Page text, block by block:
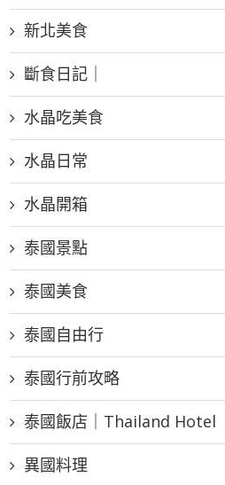
新北美食
斷食日記｜
水晶吃美食
水晶日常
水晶開箱
泰國景點
泰國美食
泰國自由行
泰國行前攻略
泰國飯店｜Thailand Hotel
異國料理